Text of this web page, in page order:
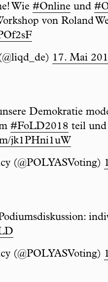
Wie #Online und
von Roland
17. Mai
Demokratie
#FoLD2018 teil und
jk1PHni1uW
(@POLYASVoting)
(@POLYASVoting)